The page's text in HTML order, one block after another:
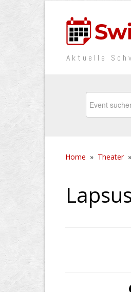
Aktuelle
Home » Theater»